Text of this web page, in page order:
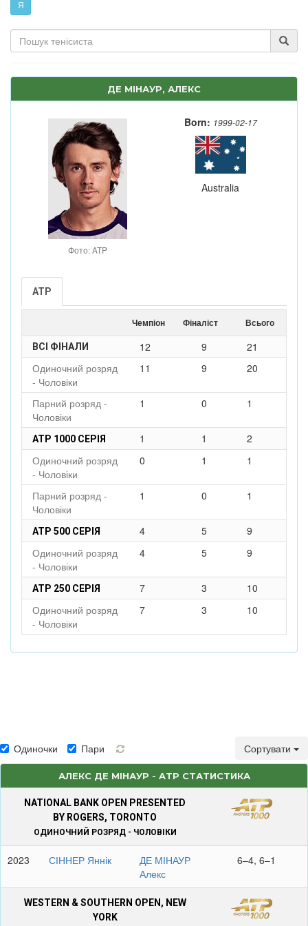
Я
ДЕ МІНАУР, АЛЕКС
Фото: ATP
Born: 1999-02-17
Australia
ATP
Чемпіон Фіналіст Всього
ВСІ ФІНАЛИ 12 9
21
Одиночний розряд
- Чоловіки
11 9 20
Парний розряд -
Чоловіки
1 0 1
ATP 1000 СЕРІЯ 1 1
2
Одиночний розряд
- Чоловіки
0 1 1
Парний розряд -
Чоловіки
1 0 1
ATP 500 СЕРІЯ 4 5
9
Одиночний розряд
- Чоловіки
4 5 9
ATP 250 СЕРІЯ 7 3
10
Одиночний розряд
- Чоловіки
7 3 10
Одиночки Пари Сортувати
АЛЕКС ДЕ МІНАУР - ATP СТАТИСТИКА
NATIONAL BANK OPEN PRESENTED
BY ROGERS, TORONTO
ОДИНОЧНИЙ РОЗРЯД - ЧОЛОВІКИ
2023 СІННЕР Яннік
ДЕ МІНАУР
Алекс
6–4, 6–1
WESTERN & SOUTHERN OPEN, NEW
YORK